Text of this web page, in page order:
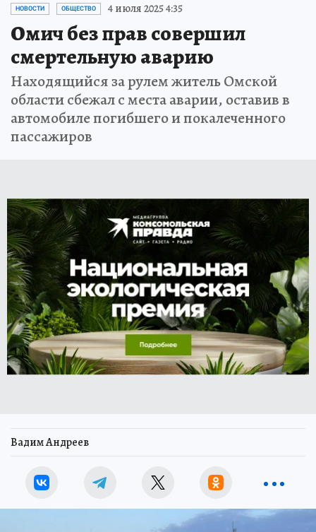
НОВОСТИ ОБЩЕСТВО 4 июля 2025 4:35
Омич без прав совершил
смертельную аварию
Находящийся за рулем житель Омской
области сбежал с места аварии, оставив в
автомобиле погибшего и покалеченного
пассажиров
Вадим Андреев